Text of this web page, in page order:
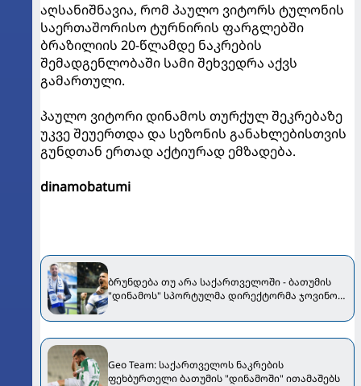
აღსანიშნავია, რომ პაულო ვიტორს ტულონის
საერთაშორისო ტურნირის ფარგლებში
ბრაზილიის 20-წლამდე ნაკრების
შემადგენლობაში სამი შეხვედრა აქვს
გამართული.
პაულო ვიტორი დინამოს თურქულ შეკრებაზე
უკვე შეუერთდა და სეზონის განახლებისთვის
გუნდთან ერთად აქტიურად ემზადება.
dinamobatumi
ბრუნდება თუ არა საქართველოში - ბათუმის
"დინამოს" სპორტულმა დირექტორმა ჯოვინო
Geo Team: საქართველოს ნაკრების
ფეხბურთელი ბათუმის "დინამოში" ითამაშებს